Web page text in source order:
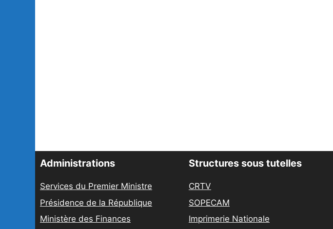
Administrations
Services du Premier Ministre
Présidence de la République
Ministère des Finances
Structures sous tutelles
CRTV
SOPECAM
Imprimerie Nationale